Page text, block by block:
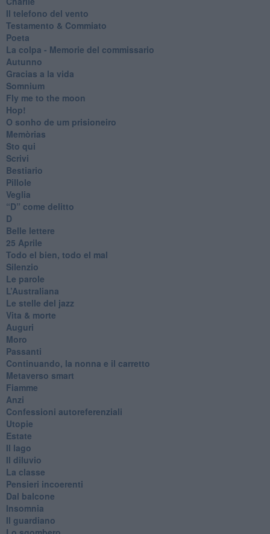
Il telefono del vento
Testamento & Commiato
Poeta
​La colpa - Memorie del commissario
Autunno
Gracias a la vida
Somnium
Fly me to the moon
Hop!
O sonho de um prisioneiro
Memòrias
Sto qui
Scrivi
Bestiario
Pillole
Veglia
​“D” come delitto
D
Belle lettere
25 Aprile
Todo el bien, todo el mal
Silenzio
Le parole
​L’Australiana
Le stelle del jazz
Vita & morte
Auguri
Moro
Passanti
Continuando, la nonna e il carretto
Metaverso smart
Fiamme
Anzi
Confessioni autoreferenziali
Utopie
Estate
Il lago
Il diluvio
La classe
Pensieri incoerenti
Dal balcone
Insomnia
Il guardiano